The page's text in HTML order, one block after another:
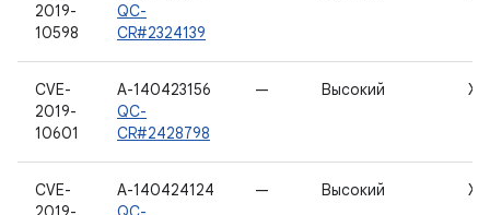
2019-
10598
QC-
CR#2324139
CVE-
2019-
10601
A-140423156
QC-
CR#2428798
— Высокий
CVE-
A-140424124
— Высокий